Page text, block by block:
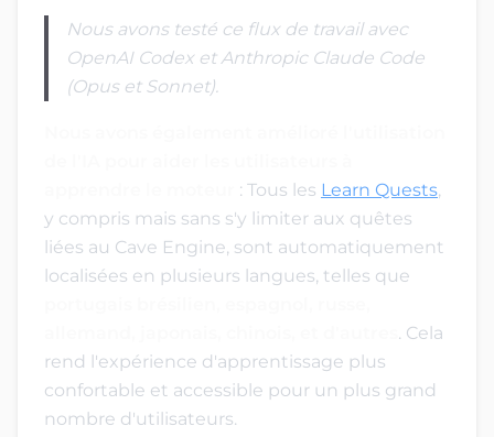
Nous avons testé ce flux de travail avec
OpenAI Codex et Anthropic Claude Code
(Opus et Sonnet).
: Tous les Learn Quests,
y compris mais sans s'y limiter aux quêtes
liées au Cave Engine, sont automatiquement
localisées en plusieurs langues, telles que
. Cela
rend l'expérience d'apprentissage plus
confortable et accessible pour un plus grand
nombre d'utilisateurs.